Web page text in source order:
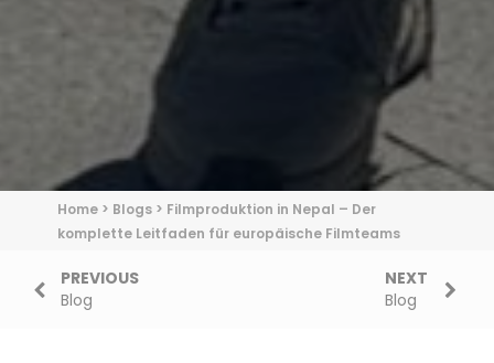
Home > Blogs > Filmproduktion in Nepal – Der
komplette Leitfaden für europäische Filmteams
PREVIOUS
Blog
NEXT
Blog